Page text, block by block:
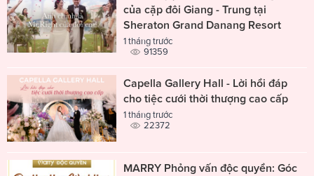
của cặp đôi Giang - Trung tại
Sheraton Grand Danang Resort
1 tháng trước
91359
Capella Gallery Hall - Lời hồi đáp
cho tiệc cưới thời thượng cao cấp
1 tháng trước
22372
MARRY Phỏng vấn độc quyền: Góc